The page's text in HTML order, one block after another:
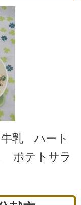
乳 ハート
ポテトサラ